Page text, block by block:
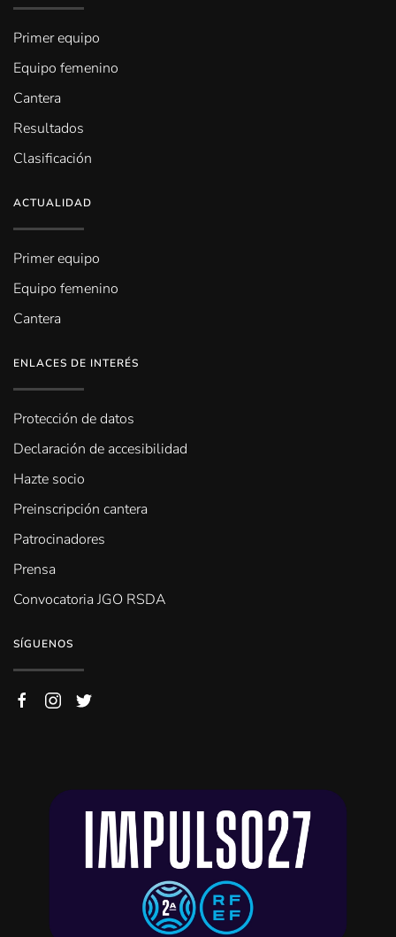
Primer equipo
Equipo femenino
Cantera
Resultados
Clasificación
ACTUALIDAD
Primer equipo
Equipo femenino
Cantera
ENLACES DE INTERÉS
Protección de datos
Declaración de accesibilidad
Hazte socio
Preinscripción cantera
Patrocinadores
Prensa
Convocatoria JGO RSDA
SÍGUENOS